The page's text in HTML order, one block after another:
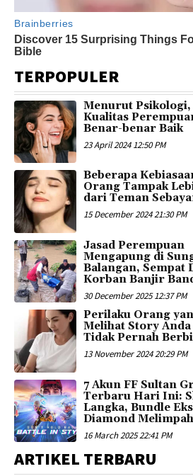
TERPOPULER
Menurut
Kualitas
Benar-benar Baik
23 April 2024 12:50 PM
Beberapa
Orang Tampak
dari Teman
15 December 2024 21:30 PM
Jasad Perempuan
Mengapung di
Balangan, Sempat
Korban Banjir
30 December 2025 12:37 PM
Perilaku Orang
Melihat Story
Tidak Pernah
13 November 2024 20:29 PM
7 Akun FF Sultan
Terbaru Hari Ini:
Langka, Bundle
Diamond
16 March 2025 22:41 PM
ARTIKEL TERBARU